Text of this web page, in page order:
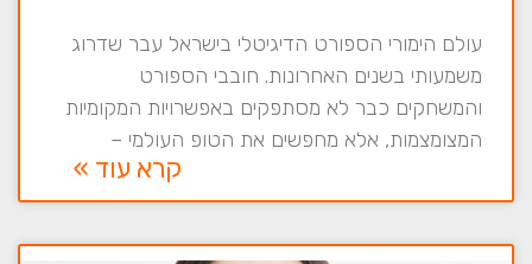
עולם הימורי הספורט הדיגיטלי בישראל עבר שדרוג
משמעותי בשנים האחרונות. חובבי הספורט
והמשחקים כבר לא מסתפקים באפשרויות המקומיות
המצומצמות, אלא מחפשים את הטופ העולמי –
קרא עוד »